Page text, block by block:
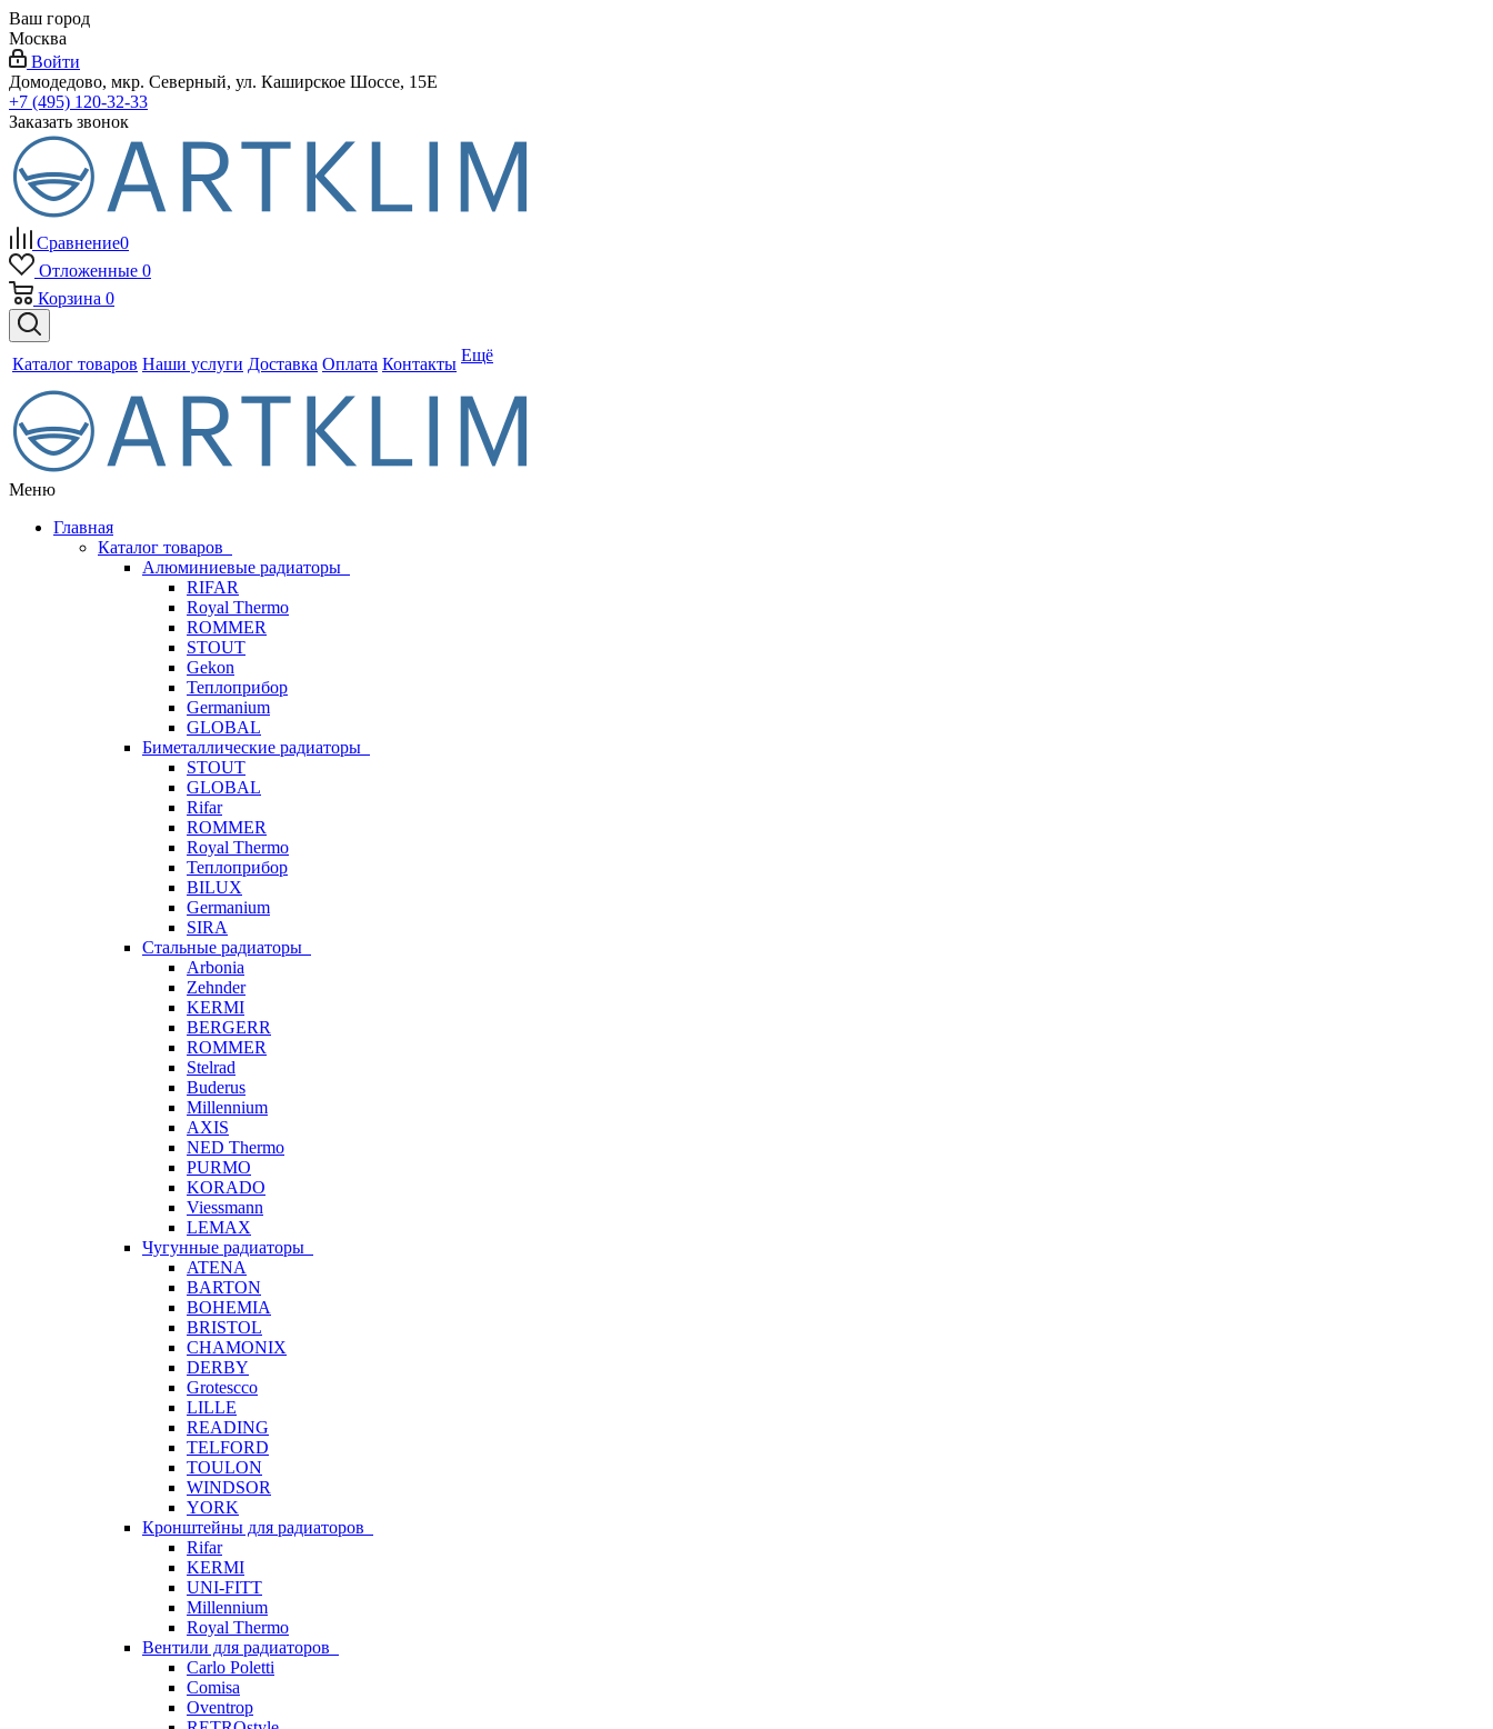
Ваш город
Москва
Войти
Домодедово, мкр. Северный, ул. Каширское Шоссе, 15Е
+7 (495) 120-32-33
Заказать звонок
Сравнение0
Отложенные 0
Корзина 0
Каталог товаров Наши услуги Доставка Оплата Контакты Ещё
Меню
Главная
Каталог товаров
Алюминиевые радиаторы
RIFAR
Royal Thermo
ROMMER
STOUT
Gekon
Теплоприбор
Germanium
GLOBAL
Биметаллические радиаторы
STOUT
GLOBAL
Rifar
ROMMER
Royal Thermo
Теплоприбор
BILUX
Germanium
SIRA
Стальные радиаторы
Arbonia
Zehnder
KERMI
BERGERR
ROMMER
Stelrad
Buderus
Millennium
AXIS
NED Thermo
PURMO
KORADO
Viessmann
LEMAX
Чугунные радиаторы
ATENA
BARTON
BOHEMIA
BRISTOL
CHAMONIX
DERBY
Grotescco
LILLE
READING
TELFORD
TOULON
WINDSOR
YORK
Кронштейны для радиаторов
Rifar
KERMI
UNI-FITT
Millennium
Royal Thermo
Вентили для радиаторов
Carlo Poletti
Comisa
Oventrop